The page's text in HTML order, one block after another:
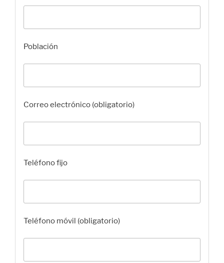
Población
Correo electrónico (obligatorio)
Teléfono fijo
Teléfono móvil (obligatorio)